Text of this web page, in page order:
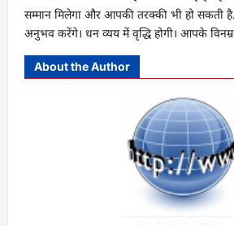
सम्मान मिलेगा और आपकी तरक्की भी हो सकती है.
अनुभव करेंगे। धन व्यय में वृद्धि होगी। आपके विनम्र
About the Author